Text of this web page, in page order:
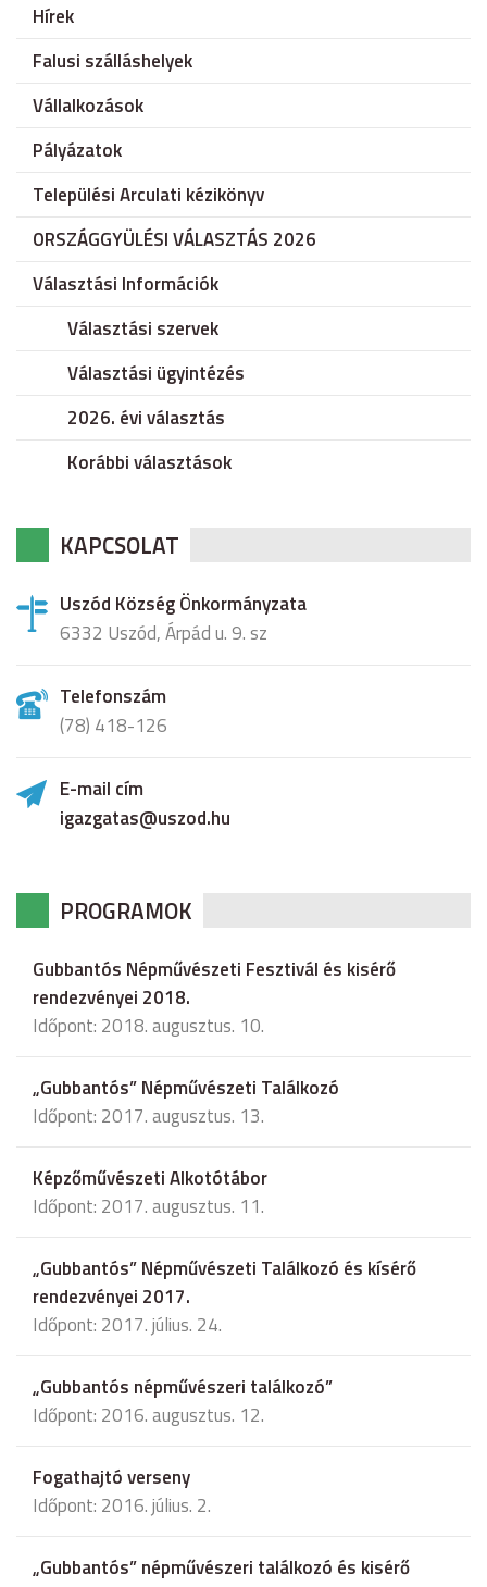
Hírek
Falusi szálláshelyek
Vállalkozások
Pályázatok
Települési Arculati kézikönyv
ORSZÁGGYÜLÉSI VÁLASZTÁS 2026
Választási Információk
Választási szervek
Választási ügyintézés
2026. évi választás
Korábbi választások
KAPCSOLAT
Uszód Község Önkormányzata
6332 Uszód, Árpád u. 9. sz
Telefonszám
(78) 418-126
E-mail cím
igazgatas@uszod.hu
PROGRAMOK
Gubbantós Népművészeti Fesztivál és kisérő
rendezvényei 2018.
Időpont: 2018. augusztus. 10.
„Gubbantós” Népművészeti Találkozó
Időpont: 2017. augusztus. 13.
Képzőművészeti Alkotótábor
Időpont: 2017. augusztus. 11.
„Gubbantós” Népművészeti Találkozó és kísérő
rendezvényei 2017.
Időpont: 2017. július. 24.
„Gubbantós népművészeri találkozó”
Időpont: 2016. augusztus. 12.
Fogathajtó verseny
Időpont: 2016. július. 2.
„Gubbantós” népművészeri találkozó és kisérő